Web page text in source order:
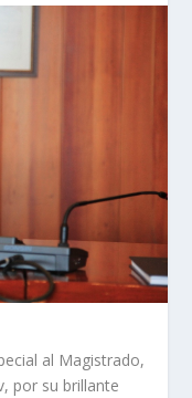
al Magistrado,
por su brillante